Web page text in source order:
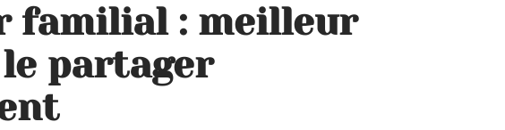
familial : meilleur
partager